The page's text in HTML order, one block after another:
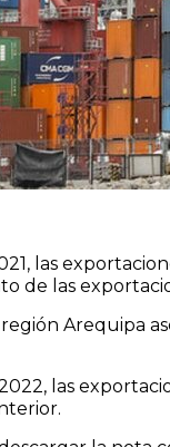
las
de las
región Arequipa
las